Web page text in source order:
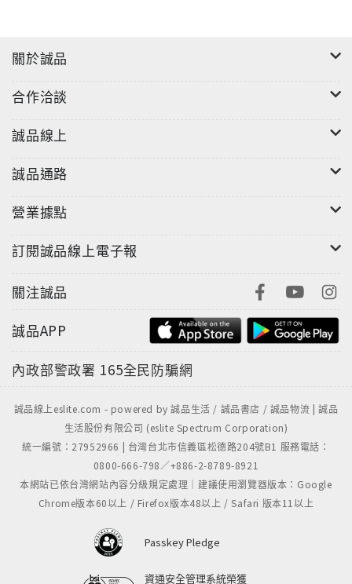
關於誠品
合作洽談
誠品線上
誠品通路
營業據點
訂閱誠品線上電子報
關注誠品
誠品APP
內政部警政署 165全民防騙網
誠品線上eslite.com - powered by 誠品生活 / 誠品書店 / 誠品物流 | 誠品
生活股份有限公司 (eslite Spectrum Corporation)
統一編號：27952966 | 台灣台北市信義區松德路204號B1 服務電話：
0800-666-798／+886-2-8789-8921
本網站已依台灣網站內容分級規定處理｜建議使用瀏覽器版本：Google
Chrome版本60以上 / Firefox版本48以上 / Safari 版本11以上
Passkey Pledge
資通安全管理系統榮獲